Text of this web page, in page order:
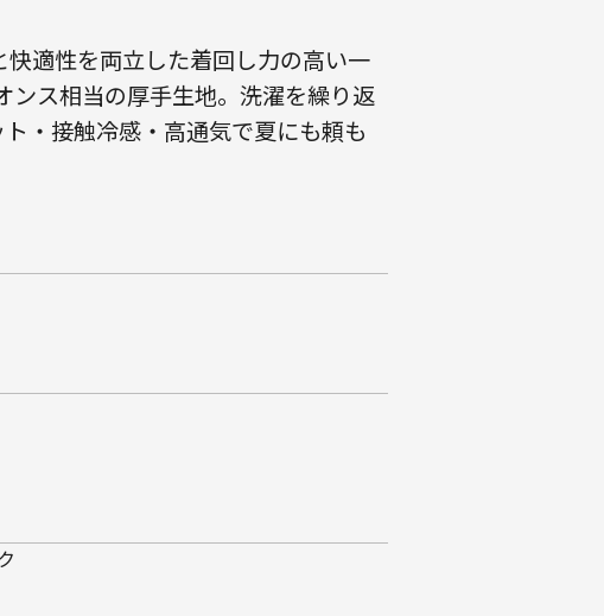
適性を両立した着回し力の高い一
ンス相当の厚手生地。洗濯を繰り返
・接触冷感・高通気で夏にも頼も